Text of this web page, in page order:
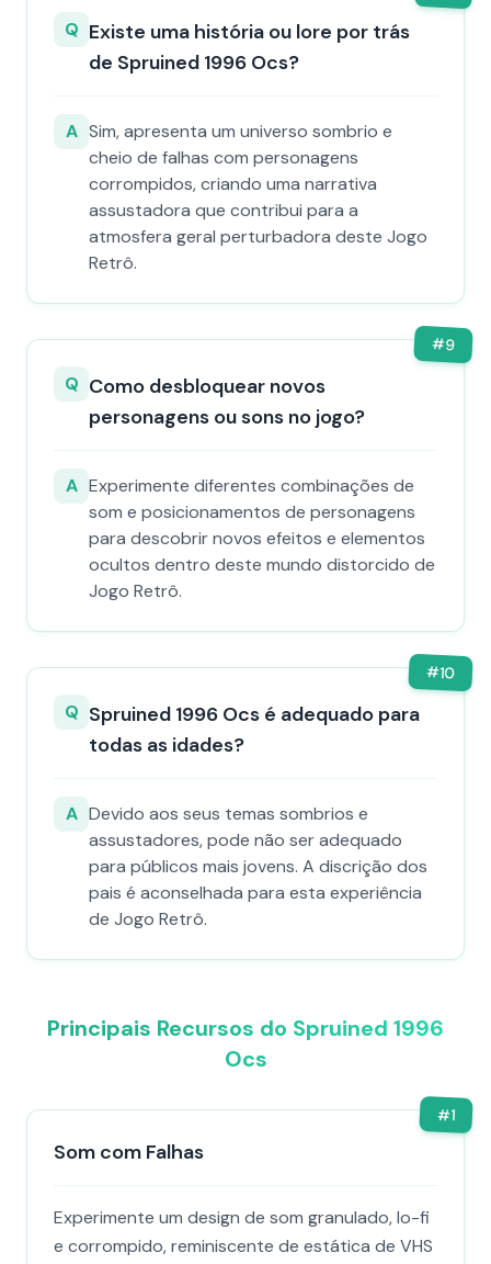
Q Existe uma história ou lore por trás
de Spruined 1996 Ocs​?
A Sim, apresenta um universo sombrio e
cheio de falhas com personagens
corrompidos, criando uma narrativa
assustadora que contribui para a
atmosfera geral perturbadora deste Jogo
Retrô.
#9
Q Como desbloquear novos
personagens ou sons no jogo?
A Experimente diferentes combinações de
som e posicionamentos de personagens
para descobrir novos efeitos e elementos
ocultos dentro deste mundo distorcido de
Jogo Retrô.
#10
Q Spruined 1996 Ocs​ é adequado para
todas as idades?
A Devido aos seus temas sombrios e
assustadores, pode não ser adequado
para públicos mais jovens. A discrição dos
pais é aconselhada para esta experiência
de Jogo Retrô.
Principais Recursos do Spruined 1996
Ocs​
#1
Som com Falhas
Experimente um design de som granulado, lo-fi
e corrompido, reminiscente de estática de VHS